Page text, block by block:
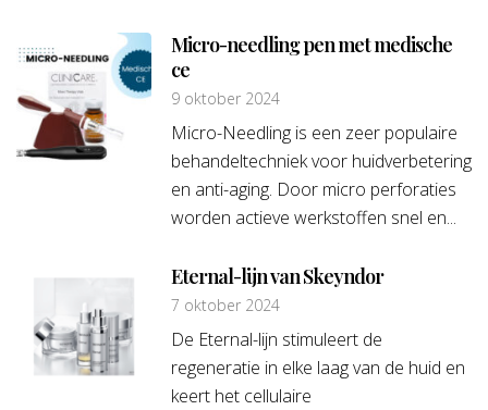
Micro-needling pen met medische
ce
9 oktober 2024
Micro-Needling is een zeer populaire
behandeltechniek voor huidverbetering
en anti-aging. Door micro perforaties
worden actieve werkstoffen snel en...
Eternal-lijn van Skeyndor
7 oktober 2024
De Eternal-lijn stimuleert de
regeneratie in elke laag van de huid en
keert het cellulaire